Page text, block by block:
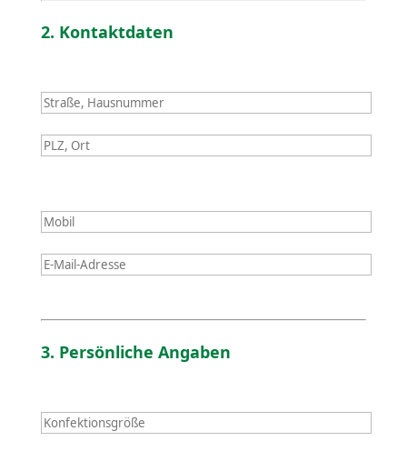
2. Kontakt­daten
3. Persön­liche Angaben